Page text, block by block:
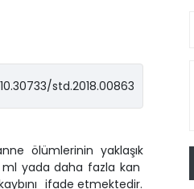
std.2018.00863
ölümlerinin yaklaşık
yada daha fazla kan
ifade etmektedir.